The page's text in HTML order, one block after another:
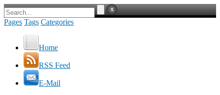
Pages Tags Categories
Home
RSS Feed
E-Mail